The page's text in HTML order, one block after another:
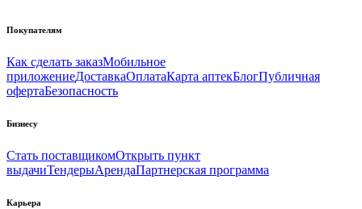
Покупателям
Как сделать заказМобильное
приложениеДоставкаОплатаКарта аптекБлогПубличная
офертаБезопасность
Бизнесу
Стать поставщикомОткрыть пункт
выдачиТендерыАрендаПартнерская программа
Карьера